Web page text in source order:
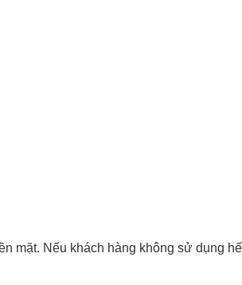
mặt. Nếu khách hàng không sử dụng